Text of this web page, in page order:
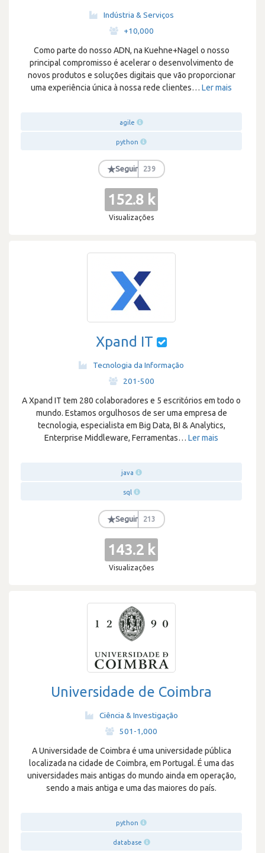
Indústria & Serviços
+10,000
Como parte do nosso ADN, na Kuehne+Nagel o nosso
principal compromisso é acelerar o desenvolvimento de
novos produtos e soluções digitais que vão proporcionar
uma experiência única à nossa rede clientes… Ler mais
agile
python
★Seguir 239
152.8 k
Visualizações
Xpand IT
Tecnologia da Informação
201-500
A Xpand IT tem 280 colaboradores e 5 escritórios em todo o
mundo. Estamos orgulhosos de ser uma empresa de
tecnologia, especialista em Big Data, BI & Analytics,
Enterprise Middleware, Ferramentas… Ler mais
java
sql
★Seguir 213
143.2 k
Visualizações
Universidade de Coimbra
Ciência & Investigação
501-1,000
A Universidade de Coimbra é uma universidade pública
localizada na cidade de Coimbra, em Portugal. É uma das
universidades mais antigas do mundo ainda em operação,
sendo a mais antiga e uma das maiores do país.
python
database